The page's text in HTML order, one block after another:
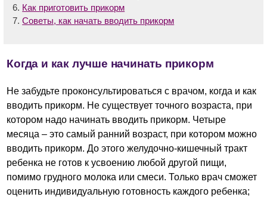
Как приготовить прикорм
Советы, как начать вводить прикорм
Когда и как лучше начинать прикорм
Не забудьте проконсультироваться с врачом, когда и как
вводить прикорм. Не существует точного возраста, при
котором надо начинать вводить прикорм. Четыре
месяца – это самый ранний возраст, при котором можно
вводить прикорм. До этого желудочно-кишечный тракт
ребенка не готов к усвоению любой другой пищи,
помимо грудного молока или смеси. Только врач сможет
оценить индивидуальную готовность каждого ребенка;